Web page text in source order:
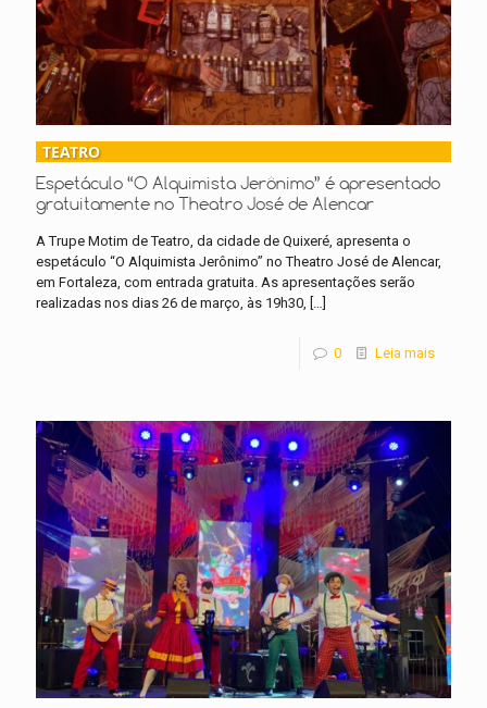
TEATRO
Espetáculo “O Alquimista Jerônimo” é apresentado
gratuitamente no Theatro José de Alencar
A Trupe Motim de Teatro, da cidade de Quixeré, apresenta o
espetáculo “O Alquimista Jerônimo” no Theatro José de Alencar,
em Fortaleza, com entrada gratuita. As apresentações serão
realizadas nos dias 26 de março, às 19h30,
0 Leia mais